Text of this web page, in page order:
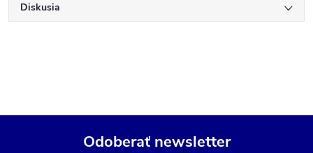
Diskusia
Odoberať newsletter